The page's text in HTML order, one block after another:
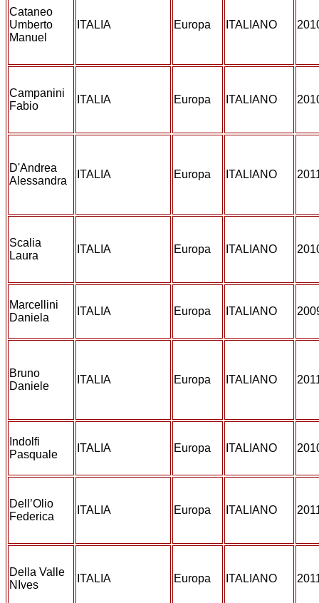
Cataneo
Umberto
Manuel
ITALIA Europa ITALIANO
Campanini
Fabio
ITALIA Europa ITALIANO
D'Andrea
Alessandra
ITALIA Europa ITALIANO
Scalia
Laura
ITALIA Europa ITALIANO
Marcellini
Daniela
ITALIA Europa ITALIANO
Bruno
Daniele
ITALIA Europa ITALIANO
Indolfi
Pasquale
ITALIA Europa ITALIANO
Dell’Olio
Federica
ITALIA Europa ITALIANO
Della Valle
NIves
ITALIA Europa ITALIANO